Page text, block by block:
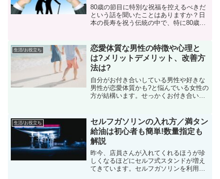
80歳の節目に特別な祝福を控えるべきだ
という話を聞いたことはありますか？日
本の長寿を祝う伝統の中で、特に80歳を
ており、80歳まで健康に過ごすことは素
晴らしいこととされ...
生活/お役立ち
恋愛体質な男性の特徴や心理と
は?メリットデメリット、改善方
法は?
自分がお付き合いしている男性や好きな
男性が恋愛体質かも?と悩んでいる女性の
方が結構います。せっかくお付き合いを
う。まずは、本当に自分の恋人が恋愛体
質なのかどうか、恋愛体...
生活/お役立ち
セルフガソリンの入れ方／満タン
給油は初心者も簡単!数量指定も
解説
昨今、店員さんが入れてくれるほうが珍
しくなるほどにセルフ式スタンドが増え
てきています。セルフガソリンを利用し